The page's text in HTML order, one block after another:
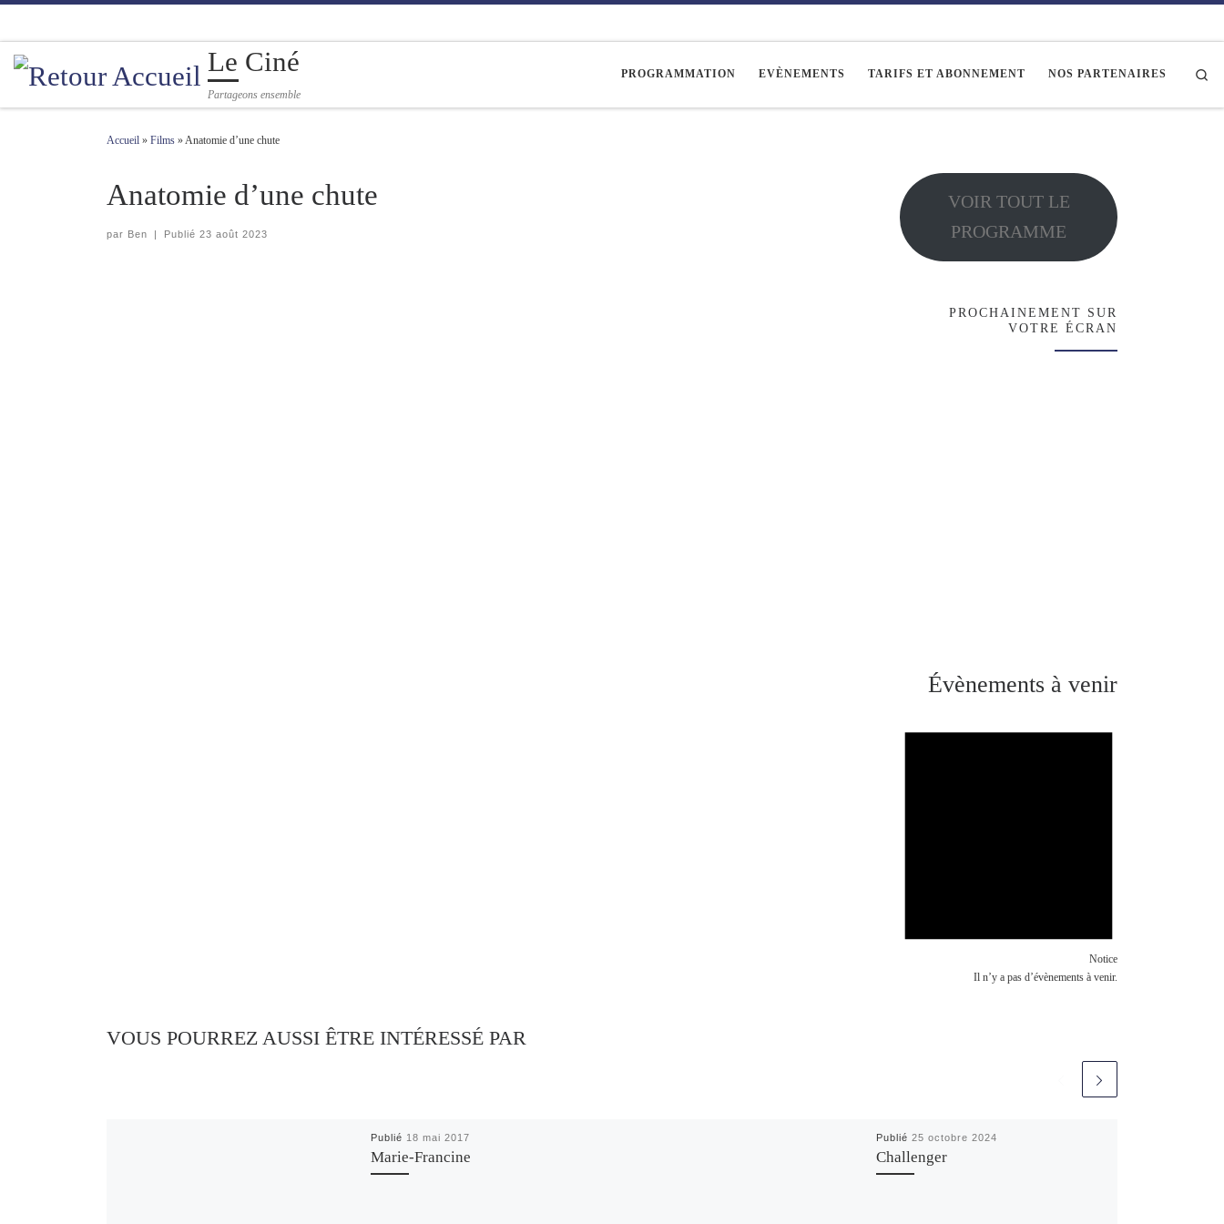
Le Ciné
Partageons ensemble
PROGRAMMATION EVÈNEMENTS TARIFS ET ABONNEMENT NOS PARTENAIRES
Accueil » Films »Anatomie d’une chute
Anatomie d’une chute
par Ben Publié 23 août 2023
VOUS POURREZ AUSSI ÊTRE INTÉRESSÉ PAR
Publié 18 mai 2017
Marie-Francine
Publié 25 octobre 2024
Challenger
VOIR TOUT LE
PROGRAMME
PROCHAINEMENT SUR
VOTRE ÉCRAN
Évènements à venir
Notice
Il n’y a pas d’évènements à venir.